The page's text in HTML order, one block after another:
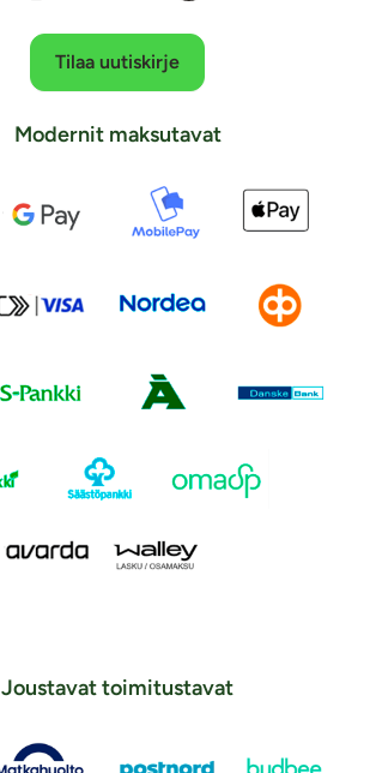
Tilaa uutiskirje
Modernit maksutavat
Joustavat toimitustavat